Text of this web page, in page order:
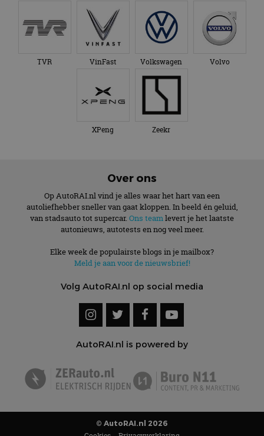
TVR VinFast Volkswagen Volvo
XPeng Zeekr
Over ons
Op AutoRAI.nl vind je alles waar het hart van een
autoliefhebber sneller van gaat kloppen. In beeld én geluid,
van stadsauto tot supercar. Ons teamlevert je het laatste
autonieuws, autotests en nog veel meer.
Elke week de populairste blogs in je mailbox?
Meld je aan voor de nieuwsbrief!
Volg AutoRAI.nl op social media
AutoRAI.nl is powered by
© AutoRAI.nl 2026